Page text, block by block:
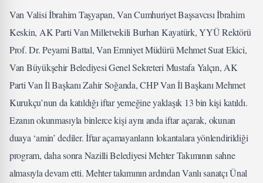
Van Valisi İbrahim Taşyapan, Van Cumhuriyet Başsavcısı İbrahim
Keskin, AK Parti Van Milletvekili Burhan Kayatürk, YYÜ Rektörü
Prof. Dr. Peyami Battal, Van Emniyet Müdürü Mehmet Suat Ekici,
Van Büyükşehir Belediyesi Genel Sekreteri Mustafa Yalçın, AK
Parti Van İl Başkanı Zahir Soğanda, CHP Van İl Başkanı Mehmet
Kurukçu’nun da katıldığı iftar yemeğine yaklaşık 13 bin kişi katıldı.
Ezanın okunmasıyla binlerce kişi aynı anda iftar açarak, okunan
duaya ‘amin’ dediler. İftar açamayanların lokantalara yönlendirildiği
program, daha sonra Nazilli Belediyesi Mehter Takımının sahne
almasıyla devam etti. Mehter takımının ardından Vanlı sanatçı Ünal